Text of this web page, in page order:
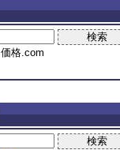
価格.com